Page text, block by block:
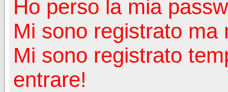
Ho perso la mia
Mi sono registrato ma
Mi sono registrato
entrare!